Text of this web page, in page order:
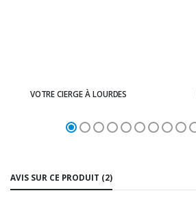
VOTRE CIERGE À LOURDES
AVIS SUR CE PRODUIT (2)